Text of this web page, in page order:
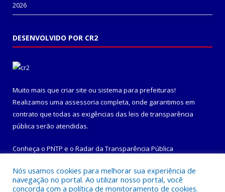
2026
DESENVOLVIDO POR CR2
Muito mais que criar site ou sistema para prefeituras!
Realizamos uma assessoria completa, onde garantimos em
contrato que todas as exigências das leis de transparência
pública serão atendidas.
Conheça o PNTP e o Radar da Transparência Pública
Nós usamos cookies para melhorar sua experiência de
navegação no portal. Ao utilizar nosso portal, você
concorda com a política de monitoramento de cookies.